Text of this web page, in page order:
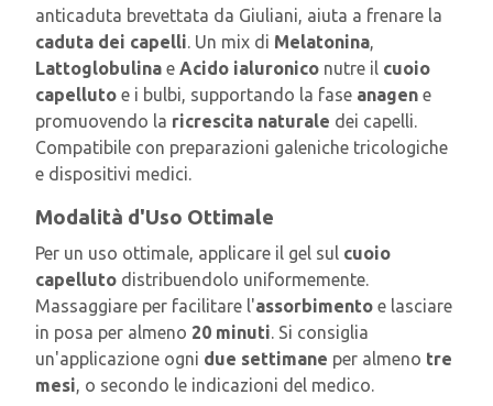
anticaduta brevettata da Giuliani, aiuta a frenare la
caduta dei capelli. Un mix di Melatonina,
Lattoglobulina e Acido ialuronico nutre il cuoio
capelluto e i bulbi, supportando la fase anagen e
promuovendo la ricrescita naturale dei capelli.
Compatibile con preparazioni galeniche tricologiche
e dispositivi medici.
Modalità d'Uso Ottimale
Per un uso ottimale, applicare il gel sul cuoio
capelluto distribuendolo uniformemente.
Massaggiare per facilitare l'assorbimento e lasciare
in posa per almeno 20 minuti. Si consiglia
un'applicazione ogni due settimane per almeno tre
mesi, o secondo le indicazioni del medico.